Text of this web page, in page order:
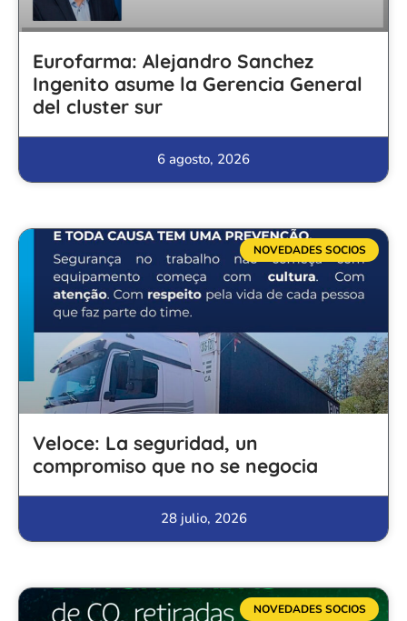
Eurofarma: Alejandro Sanchez
Ingenito asume la Gerencia General
del cluster sur
6 agosto, 2026
NOVEDADES SOCIOS
Veloce: La seguridad, un
compromiso que no se negocia
28 julio, 2026
NOVEDADES SOCIOS